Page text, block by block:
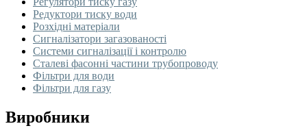
Редуктори тиску води
Розхідні матеріали
Сигналізатори загазованості
Системи сигналізації і контролю
Сталеві фасонні частини трубопроводу
Фільтри для води
Фільтри для газу
Виробники